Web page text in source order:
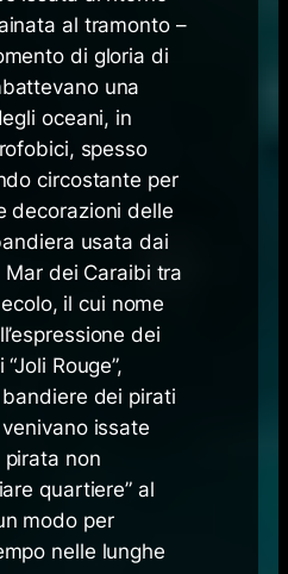
al tramonto –
di gloria di
una
oceani, in
spesso
circostante per
decorazioni delle
usata dai
dei Caraibi tra
il cui nome
dei
Rouge”,
dei pirati
venivano issate
non
quartiere” al
modo per
nelle lunghe